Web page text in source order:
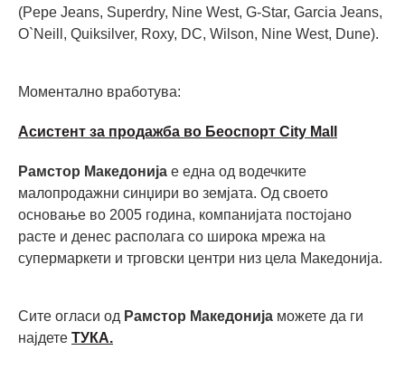
(Pepe Jeans, Superdry, Nine West, G-Star, Garcia Jeans,
O`Neill, Quiksilver, Roxy, DC, Wilson, Nine West, Dune).
Моментално вработува:
Асистент за продажба во Беоспорт City Mall
Рамстор Македонија е една од водечките
малопродажни синџири во земјата. Од своето
основање во 2005 година, компанијата постојано
расте и денес располага со широка мрежа на
супермаркети и трговски центри низ цела Македонија.
Сите огласи од Рамстор Македонија можете да ги
најдете ТУКА.